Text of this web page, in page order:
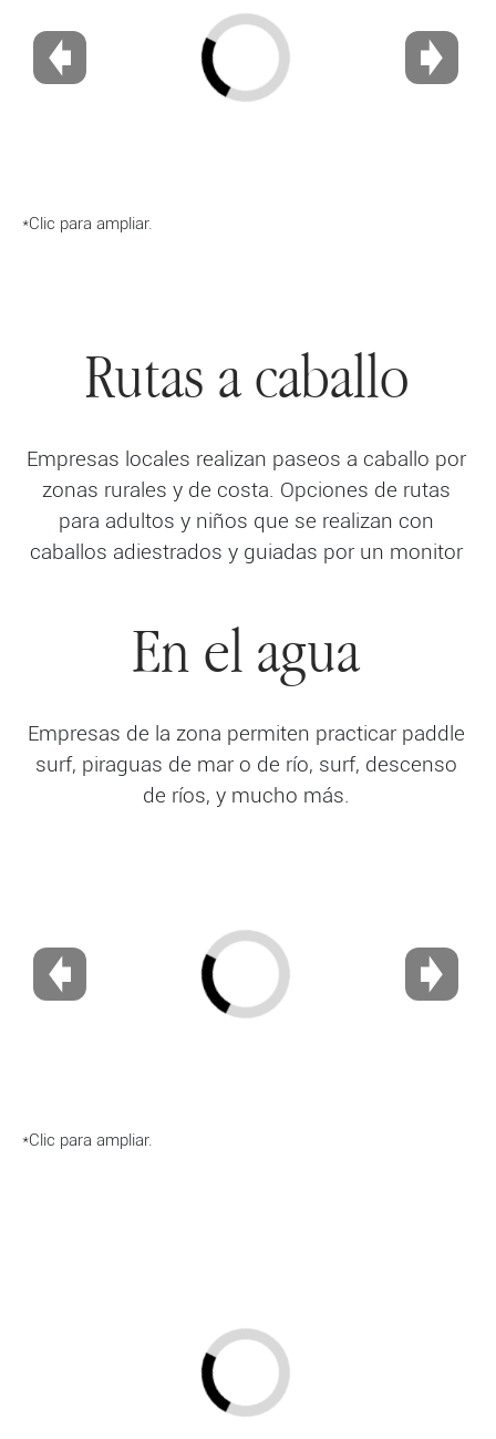
*Clic para ampliar.
Rutas a caballo
Empresas locales realizan paseos a caballo por
zonas rurales y de costa. Opciones de rutas
para adultos y niños que se realizan con
caballos adiestrados y guiadas por un monitor
En el agua
Empresas de la zona permiten practicar paddle
surf, piraguas de mar o de río, surf, descenso
de ríos, y mucho más.
*Clic para ampliar.